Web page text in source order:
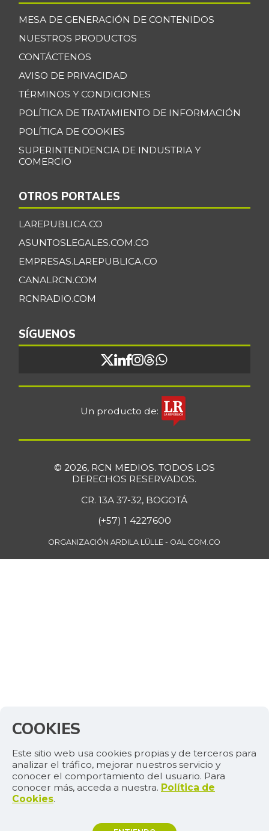
MESA DE GENERACIÓN DE CONTENIDOS
NUESTROS PRODUCTOS
CONTÁCTENOS
AVISO DE PRIVACIDAD
TÉRMINOS Y CONDICIONES
POLÍTICA DE TRATAMIENTO DE INFORMACIÓN
POLÍTICA DE COOKIES
SUPERINTENDENCIA DE INDUSTRIA Y
COMERCIO
OTROS PORTALES
LAREPUBLICA.CO
ASUNTOSLEGALES.COM.CO
EMPRESAS.LAREPUBLICA.CO
CANALRCN.COM
RCNRADIO.COM
SÍGUENOS
Un producto de:
© 2026, RCN MEDIOS. TODOS LOS
DERECHOS RESERVADOS.
CR. 13A 37-32, BOGOTÁ
(+57) 1 4227600
ORGANIZACIÓN ARDILA LÜLLE - OAL.COM.CO
COOKIES
Este sitio web usa cookies propias y de terceros para
analizar el tráfico, mejorar nuestros servicio y
conocer el comportamiento del usuario. Para
conocer más, acceda a nuestra. Política de
Cookies.